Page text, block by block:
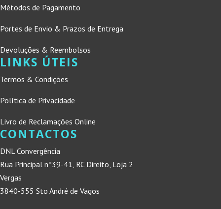
Métodos de Pagamento
Portes de Envio & Prazos de Entrega
Devoluções & Reembolsos
LINKS ÚTEIS
Termos & Condições
Política de Privacidade
Livro de Reclamações Online
CONTACTOS
DNL Convergência
Rua Principal nº39-41, RC Direito, Loja 2
Vergas
3840-555 Sto André de Vagos